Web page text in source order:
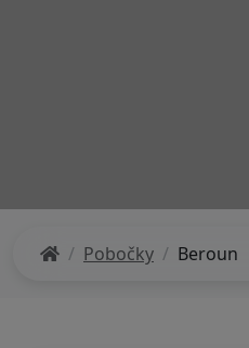
Pobočky Beroun